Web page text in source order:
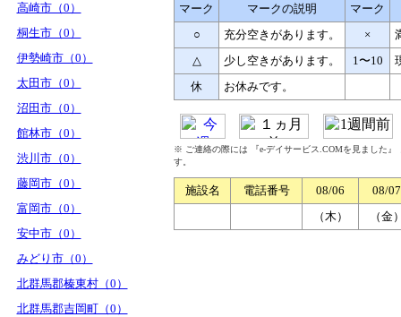
高崎市（0）
桐生市（0）
伊勢崎市（0）
太田市（0）
沼田市（0）
館林市（0）
渋川市（0）
藤岡市（0）
富岡市（0）
安中市（0）
みどり市（0）
北群馬郡榛東村（0）
北群馬郡吉岡町（0）
マーク マークの説明
マーク
○
充分空きがあります。 ×
△
少し空きがあります。 1〜10
休
お休みです。
※ ご連絡の際には 『e-デイサービス.COMを見ました
す。
施設名 電話番号 08/06
08/07
（木）
（金